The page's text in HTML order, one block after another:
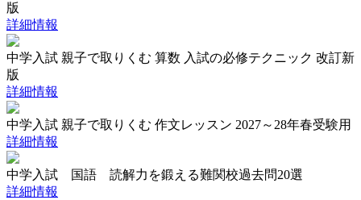
版
詳細情報
中学入試 親子で取りくむ 算数 入試の必修テクニック 改訂新
版
詳細情報
中学入試 親子で取りくむ 作文レッスン 2027～28年春受験用
詳細情報
中学入試 国語 読解力を鍛える難関校過去問20選
詳細情報